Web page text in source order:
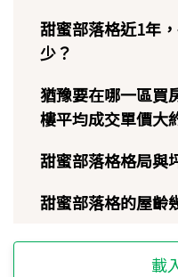
甜蜜部落格近1年
少？
猶豫要在哪一區買
樓平均成交單價大
甜蜜部落格格局與
甜蜜部落格的屋齡
載